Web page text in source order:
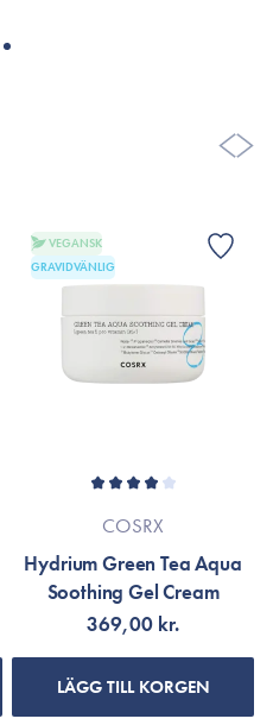
VEGANSK
GRAVIDVÄNLIG
COSRX
Hydrium Green Tea Aqua
Soothing Gel Cream
369,00 kr.
LÄGG TILL KORGEN